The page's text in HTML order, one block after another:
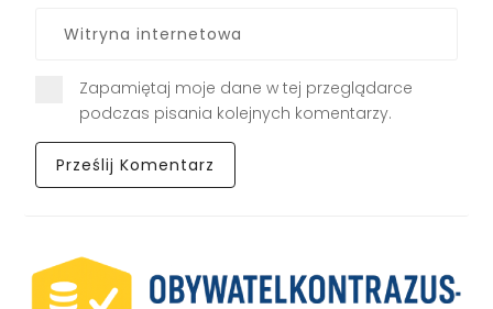
Zapamiętaj moje dane w tej przeglądarce
podczas pisania kolejnych komentarzy.